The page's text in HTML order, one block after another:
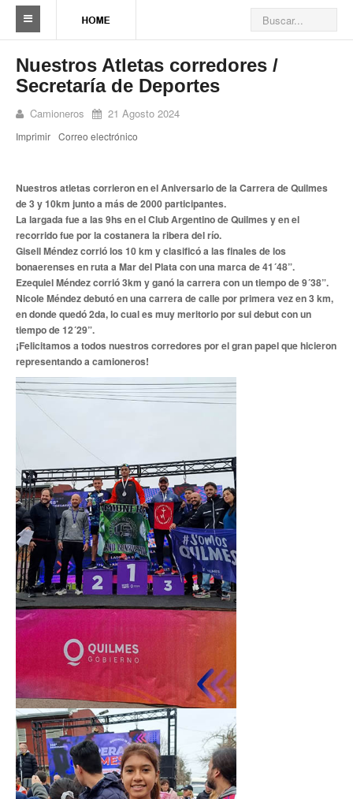
Sindicato
Reseña histórica
Autoridades
Seccionales
Ramas por actividad
Camioneros solidarios
Galería de Delegaciones y Seccionales
Galería de videos
Videos de prevención
Noticias de Delegaciones y Seccionales
Memoria histórica
Novedades
Noticias Fiscalización
Buscar
Secretarías
Secretaría general
Secretaría general adjunta
Secretaría de actas
Secretaría administrativa
Secretario tesorero
Secretaría gremial
Nuestros Atletas corredores /
Secretaría de Deportes
Camioneros 21 Agosto 2024
Imprimir Correo electrónico
Nuestros atletas corrieron en el Aniversario de la Carrera de Quilmes
de 3 y 10km junto a más de 2000 participantes.
La largada fue a las 9hs en el Club Argentino de Quilmes y en el
recorrido fue por la costanera la ribera del río.
Gisell Méndez corrió los 10 km y clasificó a las finales de los
bonaerenses en ruta a Mar del Plata con una marca de 41´48”.
Ezequiel Méndez corrió 3km y ganó la carrera con un tiempo de 9´38”.
Nicole Méndez debutó en una carrera de calle por primera vez en 3 km,
en donde quedó 2da, lo cual es muy meritorio por sui debut con un
tiempo de 12´29”.
¡Felicitamos a todos nuestros corredores por el gran papel que hicieron
representando a camioneros!